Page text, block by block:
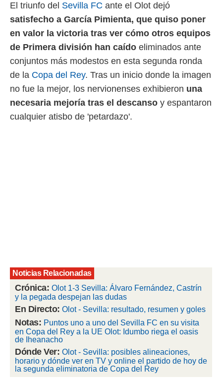
disponible
de
sitio
aunque
no
Puedes
acceder a
web a
abono
El triunfo del Sevilla FC ante el Olot dejó
satisfecho a García Pimienta, que quiso poner
en valor la victoria tras ver cómo otros equipos
de Primera división han caído eliminados ante
conjuntos más modestos en esta segunda ronda
de la Copa del Rey. Tras un inicio donde la imagen
no fue la mejor, los nervionenses exhibieron una
necesaria mejoría tras el descanso y espantaron
cualquier atisbo de 'petardazo'.
Noticias Relacionadas
Crónica: Olot 1-3 Sevilla: Álvaro Fernández, Castrín
y la pegada despejan las dudas
En Directo: Olot - Sevilla: resultado, resumen y goles
Notas: Puntos uno a uno del Sevilla FC en su visita
en Copa del Rey a la UE Olot: Idumbo riega el oasis
de Iheanacho
Dónde Ver: Olot - Sevilla: posibles alineaciones,
horario y dónde ver en TV y online el partido de hoy de
la segunda eliminatoria de Copa del Rey